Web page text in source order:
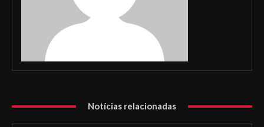
Notícias relacionadas